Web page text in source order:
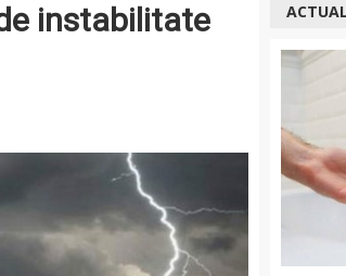
instabilitate